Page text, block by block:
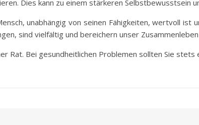
Dies kann zu einem stärkeren Selbstbewusstsein
unabhängig von seinen Fähigkeiten, wertvoll ist
sind vielfältig und bereichern unser
Rat. Bei gesundheitlichen Problemen sollten Sie stets